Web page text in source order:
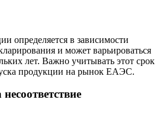
определяется в зависимости
и может варьироваться
лет. Важно учитывать этот срок
продукции на рынок ЕАЭС.